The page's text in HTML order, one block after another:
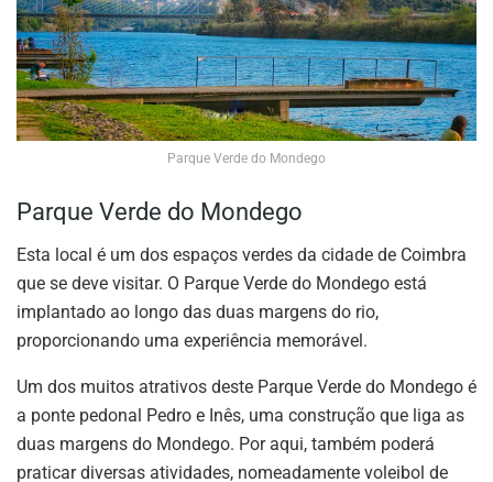
Parque Verde do Mondego
Parque Verde do Mondego
Esta local é um dos espaços verdes da cidade de Coimbra
que se deve visitar. O Parque Verde do Mondego está
implantado ao longo das duas margens do rio,
proporcionando uma experiência memorável.
Um dos muitos atrativos deste Parque Verde do Mondego é
a ponte pedonal Pedro e Inês, uma construção que liga as
duas margens do Mondego. Por aqui, também poderá
praticar diversas atividades, nomeadamente voleibol de